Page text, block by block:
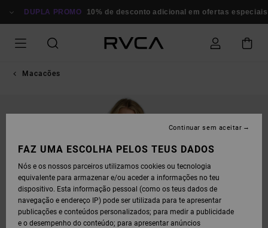
PARA
DUPLA PROMO 10% de desconto adicional em ofertas especiais
Macacões
FAZ UMA ESCOLHA PELOS TEUS DADOS
Nós e os nossos parceiros utilizamos cookies ou tecnologia
equivalente para armazenar e/ou aceder a informações no teu
dispositivo. Esta informação pessoal (como os teus dados de
navegação e endereço IP) pode ser utilizada para te apresentar
publicações e conteúdos personalizados; para medir a publicidade
e o desempenho do conteúdo; para apresentar anúncios
Continuar sem aceitar